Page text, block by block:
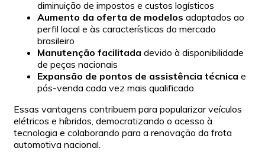
diminuição de impostos e custos logísticos
Aumento da oferta de modelos adaptados ao
perfil local e às características do mercado
brasileiro
Manutenção facilitada devido à disponibilidade
de peças nacionais
Expansão de pontos de assistência técnica e
pós-venda cada vez mais qualificado
Essas vantagens contribuem para popularizar veículos
elétricos e híbridos, democratizando o acesso à
tecnologia e colaborando para a renovação da frota
automotiva nacional.